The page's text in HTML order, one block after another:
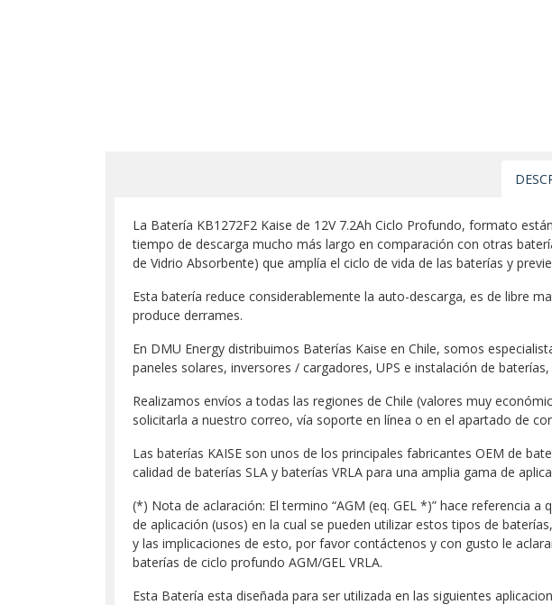
La Batería KB1272F2 Kaise de 12V 7.2Ah Ciclo Profundo, formato
tiempo de descarga mucho más largo en comparación con otras
de Vidrio Absorbente) que amplía el ciclo de vida de las baterías y
Esta batería reduce considerablemente la auto-descarga, es de libre
produce derrames.
En DMU Energy distribuimos Baterías Kaise en Chile, somos
paneles solares, inversores / cargadores, UPS e instalación de
Realizamos envíos a todas las regiones de Chile (valores muy
solicitarla a nuestro correo, vía soporte en línea o en el apartado de
Las baterías KAISE son unos de los principales fabricantes OEM de
calidad de baterías SLA y baterías VRLA para una amplia gama de
(*) Nota de aclaración: El termino “AGM (eq. GEL *)” hace referencia
de aplicación (usos) en la cual se pueden utilizar estos tipos de
y las implicaciones de esto, por favor contáctenos y con gusto le
baterías de ciclo profundo AGM/GEL VRLA.
Esta Batería esta diseñada para ser utilizada en las siguientes